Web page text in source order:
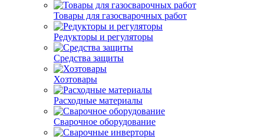
Товары для газосварочных работ
Редукторы и регуляторы
Средства защиты
Хозтовары
Расходные материалы
Сварочное оборудование